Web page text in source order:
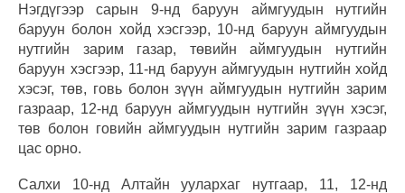
Нэгдүгээр сарын 9-нд баруун аймгуудын нутгийн
баруун болон хойд хэсгээр, 10-нд баруун аймгуудын
нутгийн зарим газар, төвийн аймгуудын нутгийн
баруун хэсгээр, 11-нд баруун аймгуудын нутгийн хойд
хэсэг, төв, говь болон зүүн аймгуудын нутгийн зарим
газраар, 12-нд баруун аймгуудын нутгийн зүүн хэсэг,
төв болон говийн аймгуудын нутгийн зарим газраар
цас орно.
Салхи 10-нд Алтайн уулархаг нутгаар, 11, 12-нд